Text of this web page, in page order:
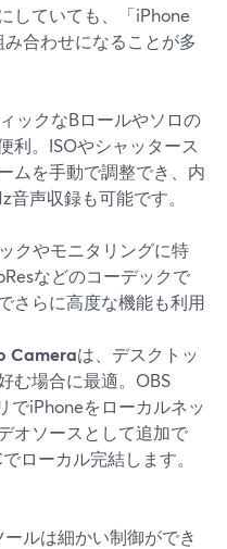
していても、「iPhone
合わせになることが多
ックなBロールやソロの
利。ISOやシャッタース
ムを手動で調整でき、内
声収録も可能です。
クやモニタリングに特
などのコーデックで
さらに高度な機能も利用
Cameraは、デスクトッ
む場合に最適。OBS
でiPhoneをローカルネッ
オソースとして追加で
ローカル完結します。
ルは細かい制御ができ